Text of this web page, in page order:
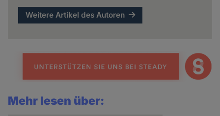
Weitere Artikel des Autoren
Mehr lesen über: